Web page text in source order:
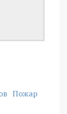
Пожар